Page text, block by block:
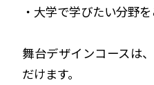
・大学で学びたい分野
舞台デザインコースは、
だけます。